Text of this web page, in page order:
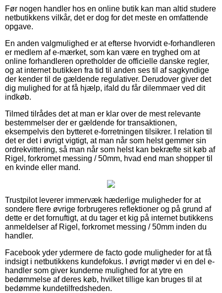
Før nogen handler hos en online butik kan man altid studere
netbutikkens vilkår, det er dog for det meste en omfattende
opgave.
En anden valgmulighed er at efterse hvorvidt e-forhandleren
er medlem af e-mærket, som kan være en tryghed om at
online forhandleren opretholder de officielle danske regler,
og at internet butikken fra tid til anden ses til af sagkyndige
der kender til de gældende regulativer. Derudover giver det
dig mulighed for at få hjælp, ifald du får dilemmaer ved dit
indkøb.
Tilmed tilrådes det at man er klar over de mest relevante
bestemmelser der er gældende for transaktionen,
eksempelvis den bytteret e-forretningen tilsikrer. I relation til
det er det i øvrigt vigtigt, at man når som helst gemmer sin
ordrekvittering, så man når som helst kan bekræfte sit køb af
Rigel, forkromet messing / 50mm, hvad end man shopper til
en kvinde eller mand.
Trustpilot leverer immervæk hæderlige muligheder for at
sondere flere øvrige forbrugeres reflektioner og på grund af
dette er det fornuftigt, at du tager et kig på internet butikkens
anmeldelser af Rigel, forkromet messing / 50mm inden du
handler.
Facebook yder ydermere de facto gode muligheder for at få
indsigt i netbutikkens kundefokus. I øvrigt møder vi en del e-
handler som giver kunderne mulighed for at ytre en
bedømmelse af deres køb, hvilket tillige kan bruges til at
bedømme kundetilfredsheden.